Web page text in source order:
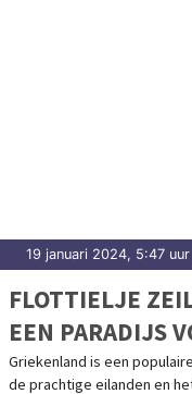
19 januari 2024, 5:47 uur
FLOTTIELJE
EEN PARADIJS
Griekenland is een
de prachtige eilanden en